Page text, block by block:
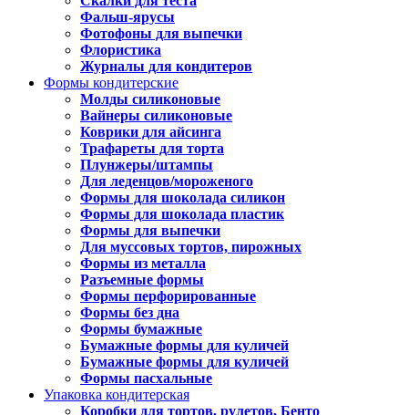
Фальш-ярусы
Фотофоны для выпечки
Флористика
Журналы для кондитеров
Формы кондитерские
Молды силиконовые
Вайнеры силиконовые
Коврики для айсинга
Трафареты для торта
Плунжеры/штампы
Для леденцов/мороженого
Формы для шоколада силикон
Формы для шоколада пластик
Формы для выпечки
Для муссовых тортов, пирожных
Формы из металла
Разъемные формы
Формы перфорированные
Формы без дна
Формы бумажные
Бумажные формы для куличей
Бумажные формы для куличей
Формы пасхальные
Упаковка кондитерская
Коробки для тортов, рулетов, Бенто